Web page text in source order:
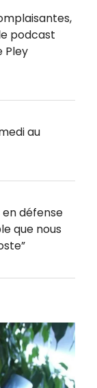
podcast
Pley
au
en défense
que nous